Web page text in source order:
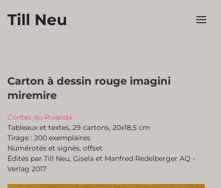
Till Neu
Carton à dessin rouge imagini
miremire
Contes du Rwanda
Tableaux et textes, 29 cartons, 20x18,5 cm
Tirage : 200 exemplaires
Numérotés et signés, offset
Édités par Till Neu, Gisela et Manfred Redelberger AQ -
Verlag 2017